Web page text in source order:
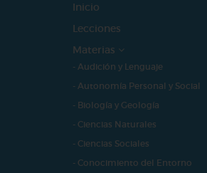
Inicio
Lecciones
Materias
- Audición y Lenguaje
- Autonomía Personal y Social
- Biología y Geología
- Ciencias Naturales
- Ciencias Sociales
- Conocimiento del Entorno